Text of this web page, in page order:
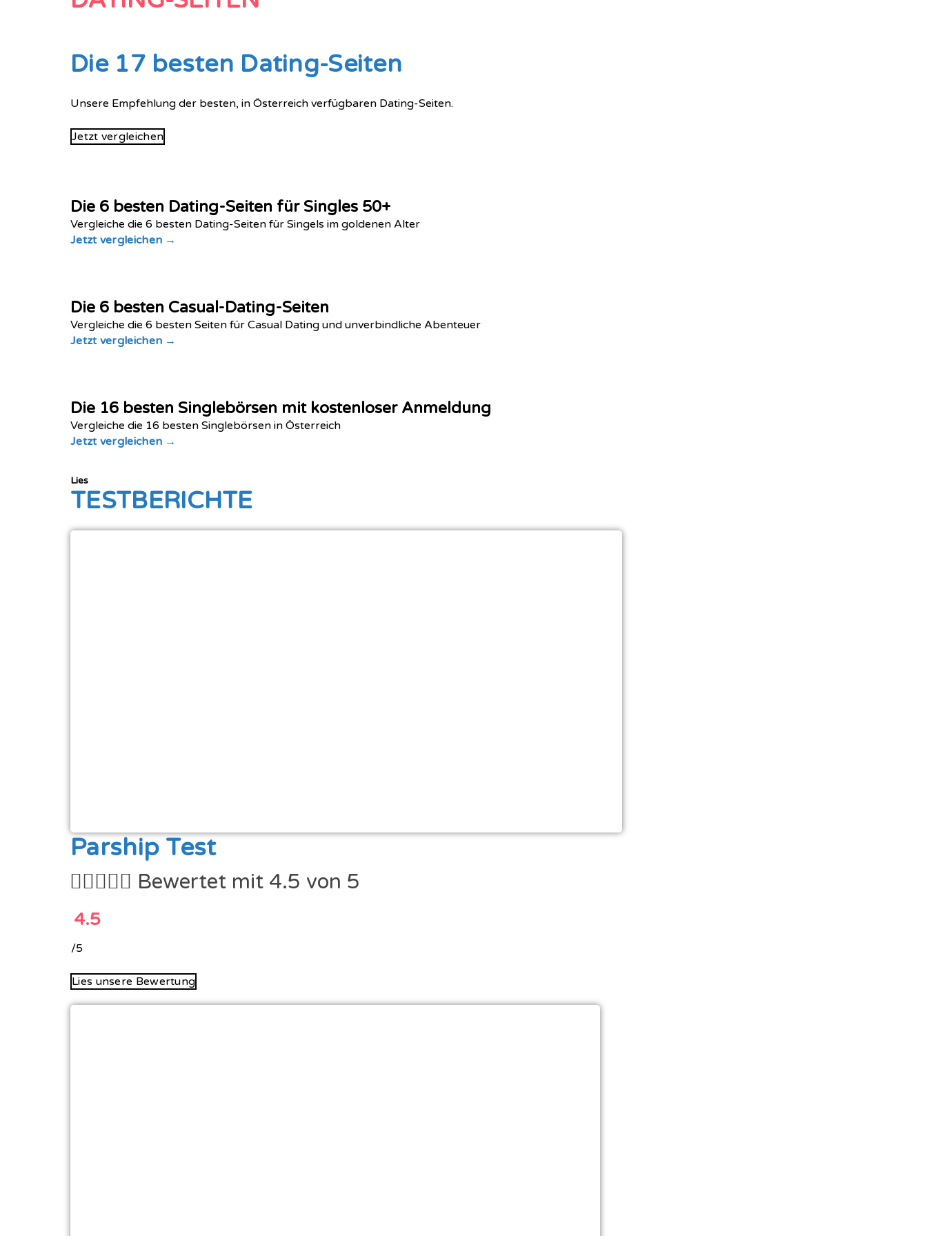
Die 17 besten Dating-Seiten
Unsere Empfehlung der besten, in Österreich verfügbaren Dating-Seiten.
Jetzt vergleichen
Die 6 besten Dating-Seiten für Singles 50+
Vergleiche die 6 besten Dating-Seiten für Singels im goldenen Alter
Jetzt vergleichen →
Die 6 besten Casual-Dating-Seiten
Vergleiche die 6 besten Seiten für Casual Dating und unverbindliche Abenteuer
Jetzt vergleichen →
Die 16 besten Singlebörsen mit kostenloser Anmeldung
Vergleiche die 16 besten Singlebörsen in Österreich
Jetzt vergleichen →
Lies
TESTBERICHTE
Parship Test
 Bewertet mit 4.5 von 5
4.5
/5
Lies unsere Bewertung